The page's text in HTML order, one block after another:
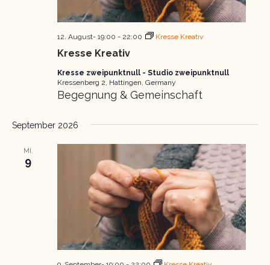
Kresse Kreativ
12. August- 19:00 - 22:00 Kresse Kreativ
Kresse zweipunktnull - Studio zweipunktnull
Kressenberg 2, Hattingen, Germany
Begegnung & Gemeinschaft
September 2026
MI.
9